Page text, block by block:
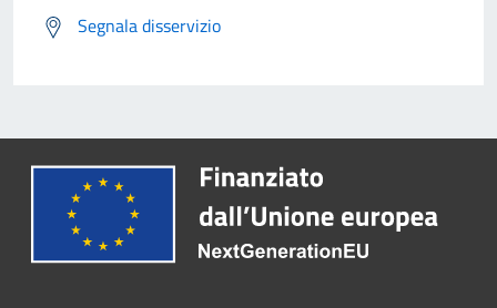
Segnala disservizio